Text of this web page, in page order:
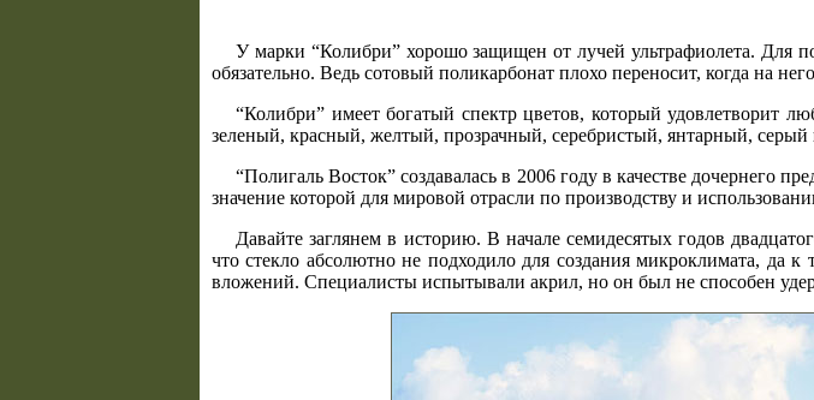
У марки “Колибри” хорошо защищен от лучей ультрафиолета. Для
обязательно. Ведь сотовый поликарбонат плохо переносит, когда на
“Колибри” имеет богатый спектр цветов, который
зеленый, красный, желтый, прозрачный, серебристый, янтарный, серый
“Полигаль Восток” создавалась в 2006 году в качестве дочернего
значение которой для мировой отрасли по производству и
Давайте заглянем в историю. В начале семидесятых годов
что стекло абсолютно не подходило для создания микроклимата, да
вложений. Специалисты испытывали акрил, но он был не способен